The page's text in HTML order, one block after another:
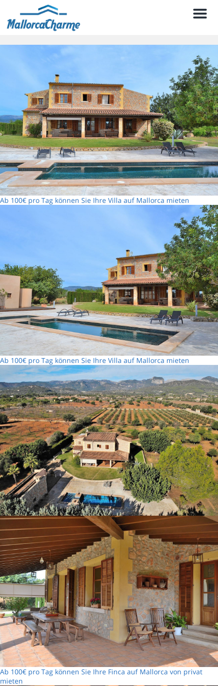
Menu
Ab 100€ pro Tag können Sie Ihre Villa auf Mallorca mieten
Ab 100€ pro Tag können Sie Ihre Villa auf Mallorca mieten
Ab 100€ pro Tag können Sie Ihre Finca auf Mallorca von privat
mieten